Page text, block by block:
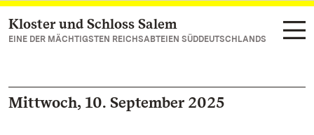
Zum Hauptinhalt springen
Kloster und Schloss Salem
EINE DER MÄCHTIGSTEN REICHSABTEIEN SÜDDEUTSCHLANDS
Mittwoch, 10. September 2025